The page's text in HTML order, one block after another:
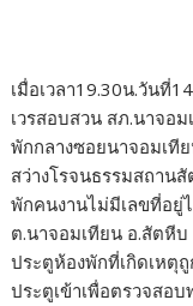
เมื่อเวลา19.30น.วันที่
เวรสอบสวน สภ.นาจอ
พักกลางซอยนาจอมเที
สว่างโรจนธรรมสถาน
พักคนงานไม่มีเลขที่อยู่
ต.นาจอมเทียน อ.สัตหี
ประตูห้องพักที่เกิดเหตุ
ประตูเข้าเพื่อตรวจสอ